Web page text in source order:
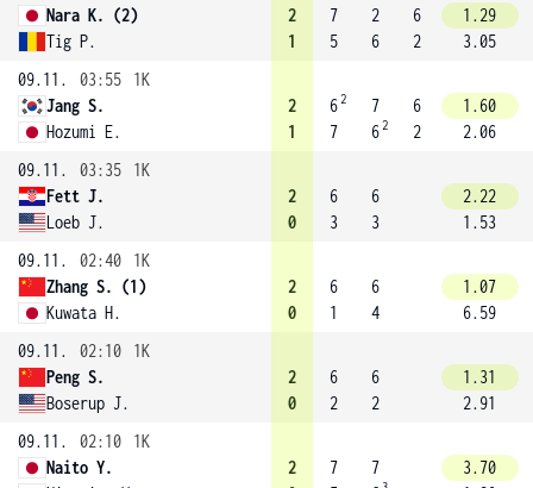
Nara K. (2)
Tig P.
2
1
7
5
2
6
6
2
1.29
3.05
09.11.
03:55
1K
Jang S.
Hozumi E.
2
1
62
7
7
62
6
2
1.60
2.06
09.11.
03:35
1K
Fett J.
Loeb J.
2
0
6
3
6
3
2.22
1.53
09.11.
02:40
1K
Zhang S. (1)
Kuwata H.
2
0
6
1
6
4
1.07
6.59
09.11.
02:10
1K
Peng S.
Boserup J.
2
0
6
2
6
2
1.31
2.91
09.11.
02:10
1K
Naito Y.
2
7
7
3.70